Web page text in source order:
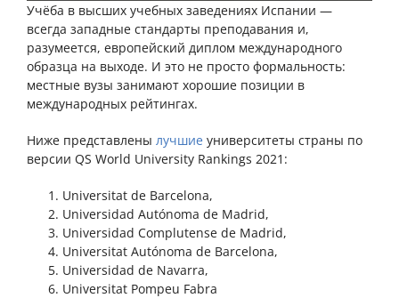
Учёба в высших учебных заведениях Испании —
всегда западные стандарты преподавания и,
разумеется, европейский диплом международного
образца на выходе. И это не просто формальность:
местные вузы занимают хорошие позиции в
международных рейтингах.
Ниже представлены лучшие университеты страны по
версии QS World University Rankings 2021:
Universitat de Barcelona,
Universidad Autónoma de Madrid,
Universidad Complutense de Madrid,
Universitat Autónoma de Barcelona,
Universidad de Navarra,
Universitat Pompeu Fabra